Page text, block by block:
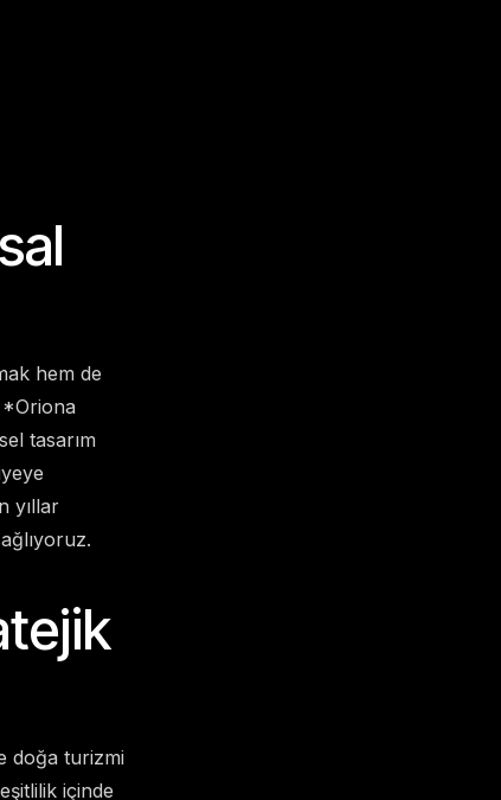
hem de
tasarım
yıllar
doğa turizmi
içinde